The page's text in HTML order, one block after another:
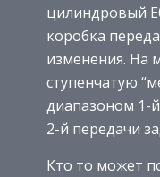
цилиндровый
коробка
изменения. На
ступенчатую
диапазоном 1-
2-й передачи
Кто то может